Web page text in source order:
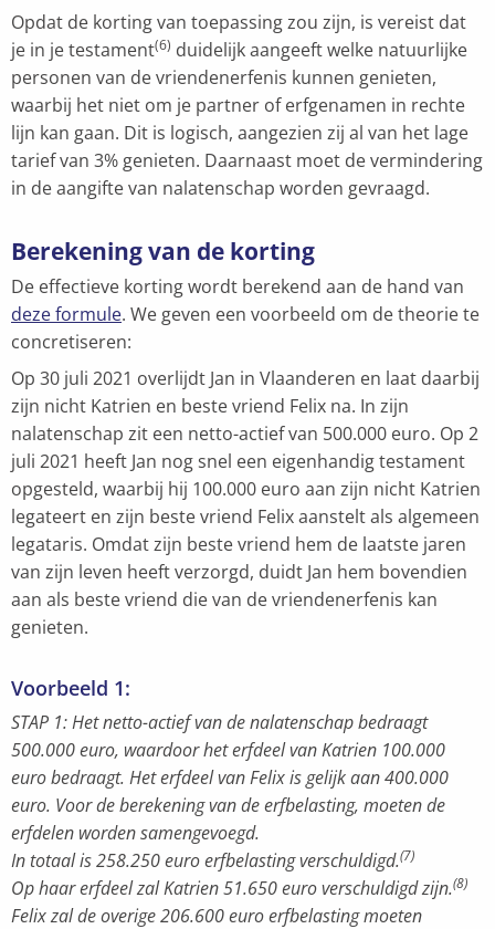
Opdat de korting van toepassing zou zijn, is vereist dat
je in je testament(6) duidelijk aangeeft welke natuurlijke
personen van de vriendenerfenis kunnen genieten,
waarbij het niet om je partner of erfgenamen in rechte
lijn kan gaan. Dit is logisch, aangezien zij al van het lage
tarief van 3% genieten. Daarnaast moet de vermindering
in de aangifte van nalatenschap worden gevraagd.
Berekening van de korting
De effectieve korting wordt berekend aan de hand van
deze formule. We geven een voorbeeld om de theorie te
concretiseren:
Op 30 juli 2021 overlijdt Jan in Vlaanderen en laat daarbij
zijn nicht Katrien en beste vriend Felix na. In zijn
nalatenschap zit een netto-actief van 500.000 euro. Op 2
juli 2021 heeft Jan nog snel een eigenhandig testament
opgesteld, waarbij hij 100.000 euro aan zijn nicht Katrien
legateert en zijn beste vriend Felix aanstelt als algemeen
legataris. Omdat zijn beste vriend hem de laatste jaren
van zijn leven heeft verzorgd, duidt Jan hem bovendien
aan als beste vriend die van de vriendenerfenis kan
genieten.
Voorbeeld 1:
STAP 1: Het netto-actief van de nalatenschap bedraagt
500.000 euro, waardoor het erfdeel van Katrien 100.000
euro bedraagt. Het erfdeel van Felix is gelijk aan 400.000
euro. Voor de berekening van de erfbelasting, moeten de
erfdelen worden samengevoegd.
In totaal is 258.250 euro erfbelasting verschuldigd.(7)
Op haar erfdeel zal Katrien 51.650 euro verschuldigd zijn.(8)
Felix zal de overige 206.600 euro erfbelasting moeten